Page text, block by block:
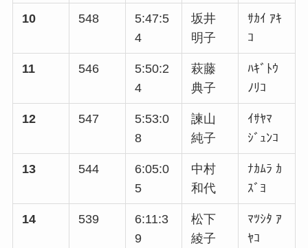
10 548
5:47:5
4
坂井
明子
ｻｶｲ ｱｷ
ｺ
11 546
5:50:2
4
萩藤
典子
ﾊｷﾞﾄｳ
ﾉﾘｺ
12 547
5:53:0
8
諫山
純子
ｲｻﾔﾏ
ｼﾞｭﾝｺ
13 544
6:05:0
5
中村
和代
ﾅｶﾑﾗ ｶ
ｽﾞﾖ
14 539
6:11:3
9
松下
綾子
ﾏﾂｼﾀ ｱ
ﾔｺ